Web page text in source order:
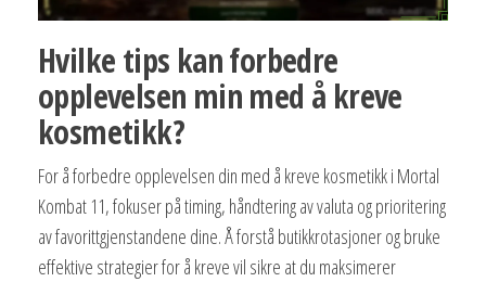
Hvilke tips kan forbedre
opplevelsen min med å kreve
kosmetikk?
For å forbedre opplevelsen din med å kreve kosmetikk i Mortal
Kombat 11, fokuser på timing, håndtering av valuta og prioritering
av favorittgjenstandene dine. Å forstå butikkrotasjoner og bruke
effektive strategier for å kreve vil sikre at du maksimerer